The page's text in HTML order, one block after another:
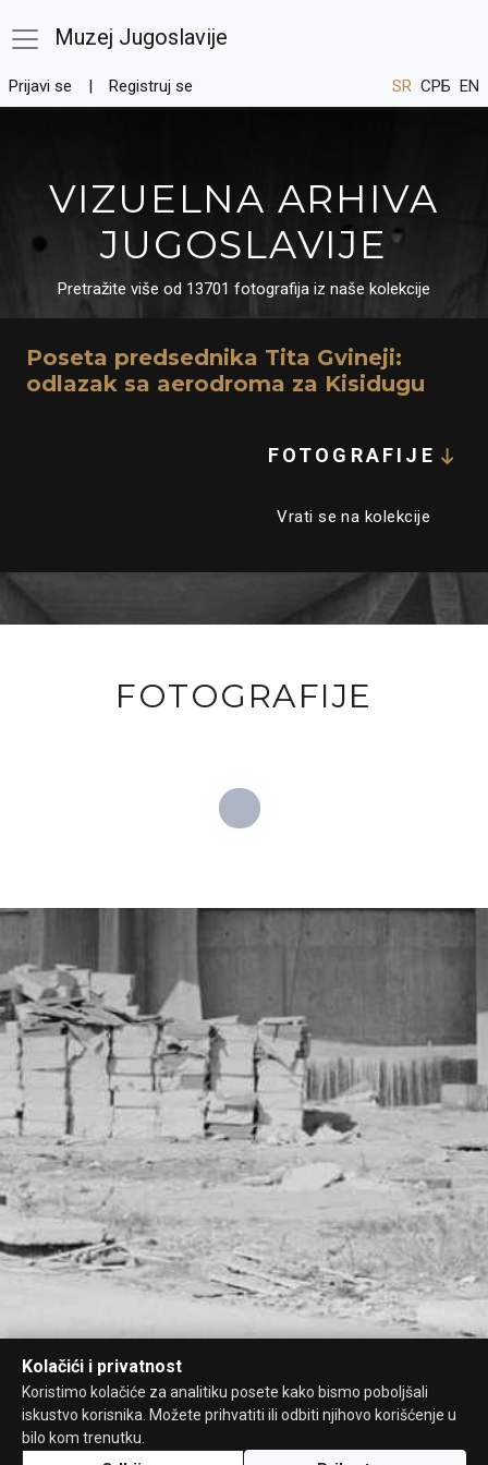
Muzej Jugoslavije
Prijavi se Registruj se SR СРБ EN
VIZUELNA ARHIVA
JUGOSLAVIJE
Pretražite više od 13701 fotografija iz naše kolekcije
Poseta predsednika Tita Gvineji:
odlazak sa aerodroma za Kisidugu
FOTOGRAFIJE
Vrati se na kolekcije
FOTOGRAFIJE
Kolačići i privatnost
Koristimo kolačiće za analitiku posete kako bismo poboljšali
iskustvo korisnika. Možete prihvatiti ili odbiti njihovo korišćenje u
bilo kom trenutku.